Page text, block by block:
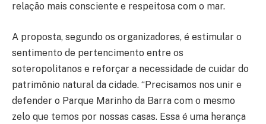
relação mais consciente e respeitosa com o mar.
A proposta, segundo os organizadores, é estimular o
sentimento de pertencimento entre os
soteropolitanos e reforçar a necessidade de cuidar do
patrimônio natural da cidade. “Precisamos nos unir e
defender o Parque Marinho da Barra com o mesmo
zelo que temos por nossas casas. Essa é uma herança